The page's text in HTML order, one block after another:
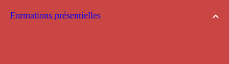
Formations présentielles